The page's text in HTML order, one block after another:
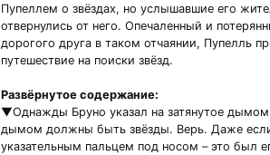
Пупеллем о звёздах, но услышавшие его
отвернулись от него. Опечаленный и
дорогого друга в таком отчаянии, Пупелль
путешествие на поиски звёзд.
Развёрнутое содержание:
▼Однажды Бруно указал на затянутое
дымом должны быть звёзды. Верь. Даже
указательным пальцем под носом – это был